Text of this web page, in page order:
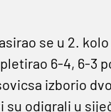
se u 2.
6-4, 6-3
izborio
odigrali u